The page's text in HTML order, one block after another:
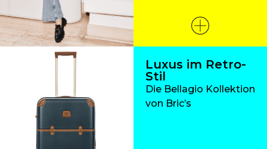
Luxus im Retro-
Stil
Die Bellagio Kollektion
von Bric’s